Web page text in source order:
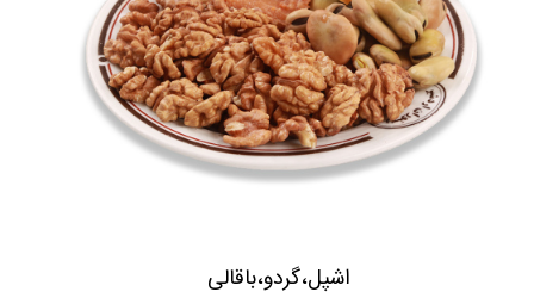
اشپل،گردو،باقالی